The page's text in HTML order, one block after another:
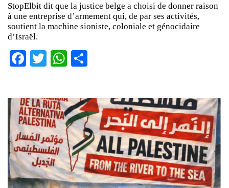
StopElbit dit que la justice belge a choisi de donner raison
à une entreprise d’armement qui, de par ses activités,
soutient la machine sioniste, coloniale et génocidaire
d’Israël.
Facebook
TwitterWhatsApp